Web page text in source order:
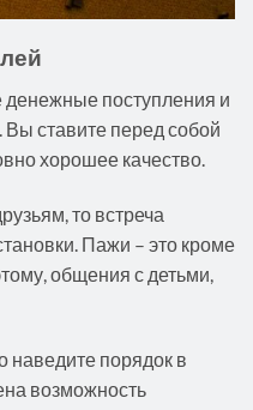
поступления и
ставите перед собой
хорошее качество.
то встреча
Пажи – это кроме
общения с детьми,
наведите порядок в
возможность